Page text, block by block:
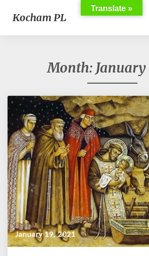
Kocham PL
Month: January
January 19, 2021
Translate »